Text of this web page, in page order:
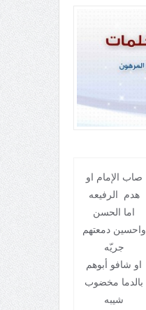
صاب الإمام او
هدم الرفيعه
اما الحسن
واحسين دمعتهم
جريّه
او شافو أبوهم
بالدما مخضوب
شيبه